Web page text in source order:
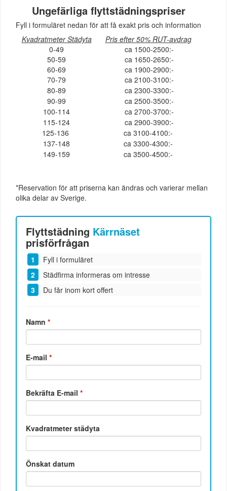
Ungefärliga flyttstädningspriser
Fyll i formuläret nedan för att få exakt pris och information
Kvadratmeter Städyta
Pris efter 50% RUT-avdrag
0-49
ca 1500-2500:-
50-59
ca 1650-2650:-
60-69
ca 1900-2900:-
70-79
ca 2100-3100:-
80-89
ca 2300-3300:-
90-99
ca 2500-3500:-
100-114
ca 2700-3700:-
115-124
ca 2900-3900:-
125-136
ca 3100-4100:-
137-148
ca 3300-4300:-
149-159
ca 3500-4500:-
*Reservation för att priserna kan ändras och varierar mellan
olika delar av Sverige.
Flyttstädning Kärrnäset
prisförfrågan
Fyll i formuläret
Städfirma informeras om intresse
Du får inom kort offert
Namn*
E-mail*
Bekräfta E-mail*
Kvadratmeter städyta
Önskat datum